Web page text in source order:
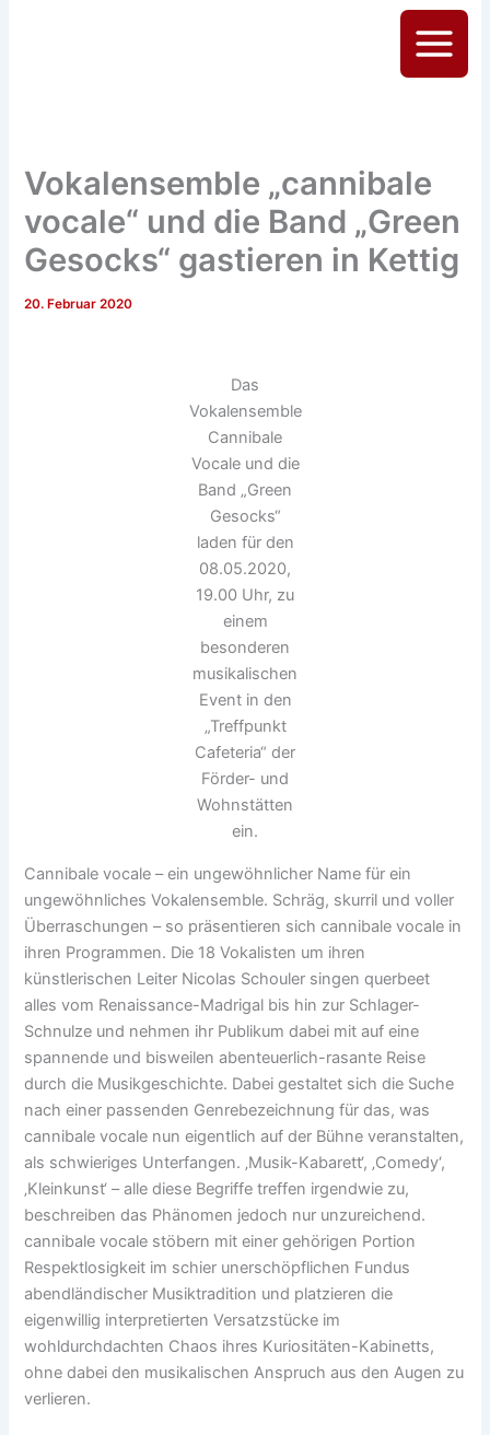
Main
Vokalensemble „cannibale
vocale“ und die Band „Green
Gesocks“ gastieren in Kettig
20. Februar 2020
Das
Vokalensemble
Cannibale
Vocale und die
Band „Green
Gesocks“
laden für den
08.05.2020,
19.00 Uhr, zu
einem
besonderen
musikalischen
Event in den
„Treffpunkt
Cafeteria“ der
Förder- und
Wohnstätten
ein.
Cannibale vocale – ein ungewöhnlicher Name für ein
ungewöhnliches Vokalensemble. Schräg, skurril und voller
Überraschungen – so präsentieren sich cannibale vocale in
ihren Programmen. Die 18 Vokalisten um ihren
künstlerischen Leiter Nicolas Schouler singen querbeet
alles vom Renaissance-Madrigal bis hin zur Schlager-
Schnulze und nehmen ihr Publikum dabei mit auf eine
spannende und bisweilen abenteuerlich-rasante Reise
durch die Musikgeschichte. Dabei gestaltet sich die Suche
nach einer passenden Genrebezeichnung für das, was
cannibale vocale nun eigentlich auf der Bühne veranstalten,
als schwieriges Unterfangen. ‚Musik-Kabarett‘, ‚Comedy‘,
‚Kleinkunst‘ – alle diese Begriffe treffen irgendwie zu,
beschreiben das Phänomen jedoch nur unzureichend.
cannibale vocale stöbern mit einer gehörigen Portion
Respektlosigkeit im schier unerschöpflichen Fundus
abendländischer Musiktradition und platzieren die
eigenwillig interpretierten Versatzstücke im
wohldurchdachten Chaos ihres Kuriositäten-Kabinetts,
ohne dabei den musikalischen Anspruch aus den Augen zu
verlieren.